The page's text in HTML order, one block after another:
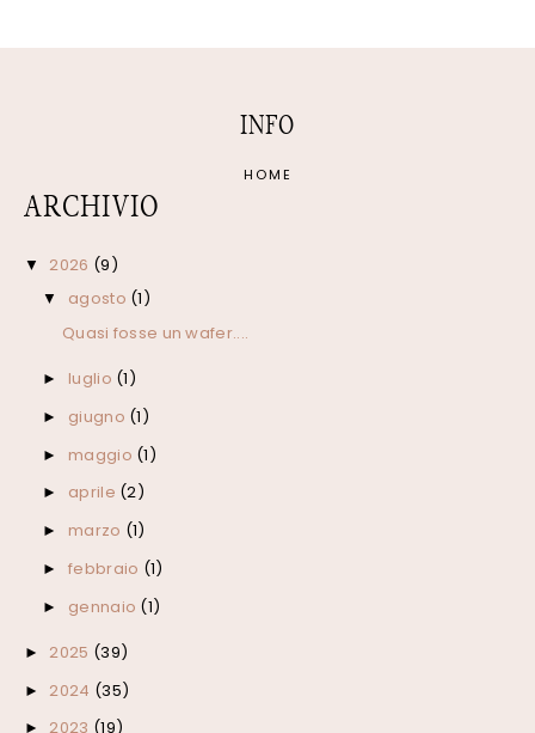
INFO
HOME
ARCHIVIO
▼ 2026 (9)
▼ agosto (1)
Quasi fosse un wafer....
► luglio (1)
► giugno (1)
► maggio (1)
► aprile (2)
► marzo (1)
► febbraio (1)
► gennaio (1)
► 2025 (39)
► 2024 (35)
► 2023 (19)